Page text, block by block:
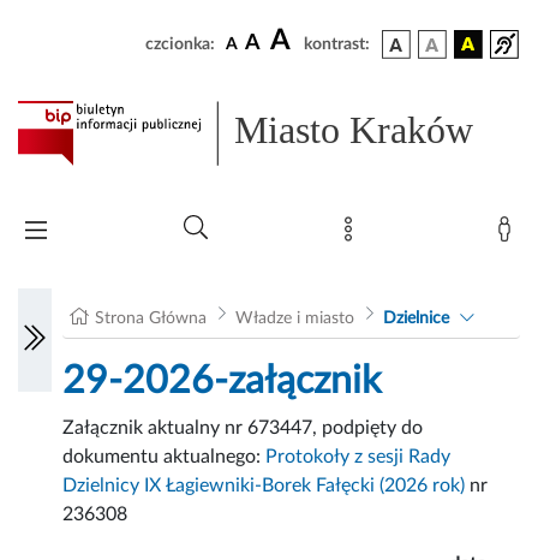
czcionka: A A A kontrast:
Miasto Kraków
Strona Główna Władze i miasto Dzielnice
29-2026-załącznik
Załącznik aktualny nr 673447, podpięty do
dokumentu aktualnego: Protokoły z sesji Rady
Dzielnicy IX Łagiewniki-Borek Fałęcki (2026 rok) nr
236308